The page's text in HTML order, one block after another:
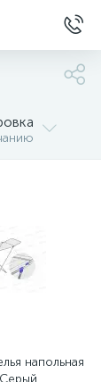
напольная